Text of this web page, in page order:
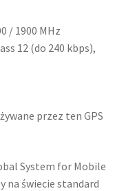
/ 1900 MHz
12 (do 240 kbps),
przez ten GPS
System for Mobile
na świecie standard